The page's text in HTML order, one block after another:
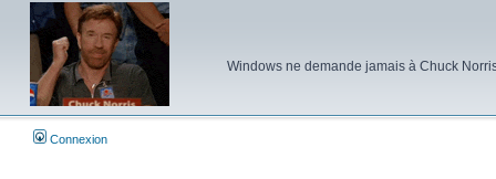
Windows ne demande jamais à Chuck
Connexion